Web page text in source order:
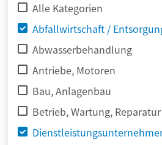
Alle Kategorien
Abfallwirtschaft /
Abwasserbehandlung
Antriebe, Motoren
Bau, Anlagenbau
Betrieb, Wartung, Reparatur